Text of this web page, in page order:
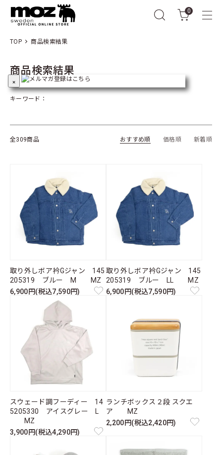
0
TOP 商品検索結果
商品検索結果
キーワード：
全309商品 おすすめ順 価格順 新着順
取り外しボア衿Gジャン 145
205319 ブルー M MZ
6,900円(税込7,590円)
取り外しボア衿Gジャン 145
205319 ブルー LL MZ
6,900円(税込7,590円)
スウェード調フーディー 14
5205330 アイスグレー L
MZ
3,900円(税込4,290円)
ランチボックス２段 スクエ
ア MZ
2,200円(税込2,420円)
×